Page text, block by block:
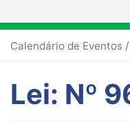
Calendário de Eventos /
Lei: Nº